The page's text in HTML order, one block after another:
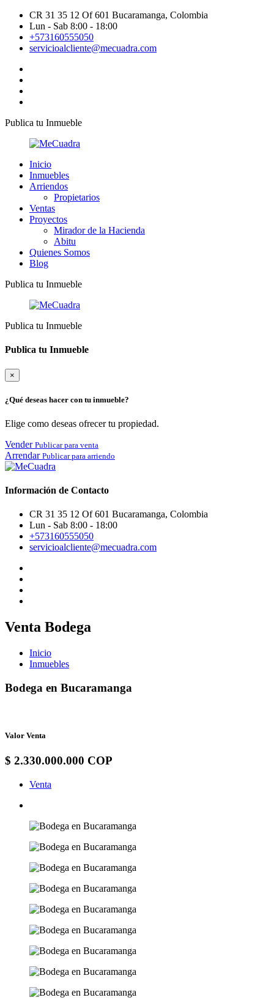
CR 31 35 12 Of 601 Bucaramanga, Colombia
Lun - Sab 8:00 - 18:00
+573160555050
servicioalcliente@mecuadra.com
Publica tu Inmueble
Inicio
Inmuebles
Arriendos
Propietarios
Ventas
Proyectos
Mirador de la Hacienda
Abitu
Quienes Somos
Blog
Publica tu Inmueble
Publica tu Inmueble
Publica tu Inmueble
×
¿Qué deseas hacer con tu inmueble?
Elige como deseas ofrecer tu propiedad.
Vender Publicar para venta
Arrendar Publicar para arriendo
Información de Contacto
CR 31 35 12 Of 601 Bucaramanga, Colombia
Lun - Sab 8:00 - 18:00
+573160555050
servicioalcliente@mecuadra.com
Venta Bodega
Inicio
Inmuebles
Bodega en Bucaramanga
Valor Venta
$ 2.330.000.000 COP
Venta